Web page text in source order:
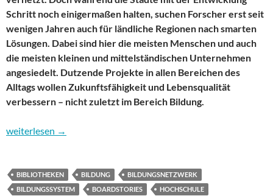
Schritt noch einigermaßen halten, suchen Forscher erst seit
wenigen Jahren auch für ländliche Regionen nach smarten
Lösungen. Dabei sind hier die meisten Menschen und auch
die meisten kleinen und mittelständischen Unternehmen
angesiedelt. Dutzende Projekte in allen Bereichen des
Alltags wollen Zukunftsfähigkeit und Lebensqualität
verbessern – nicht zuletzt im Bereich Bildung.
Landleben 2.0: Smarte Ideen machen Bildung fit für die Zukunft
weiterlesen →
BIBLIOTHEKEN BILDUNG
BILDUNGSNETZWERK
BILDUNGSSYSTEM
BOARDSTORIES HOCHSCHULE